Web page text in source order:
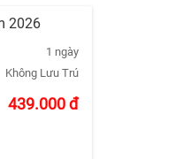
2026
1 ngày
Không Lưu Trú
439.000đ